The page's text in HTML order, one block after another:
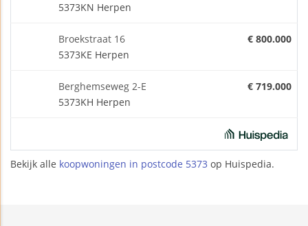
5373KN Herpen
Broekstraat 16
5373KE Herpen
€ 800.000
Berghemseweg 2-E
5373KH Herpen
€ 719.000
Bekijk alle koopwoningen in postcode 5373 op Huispedia.